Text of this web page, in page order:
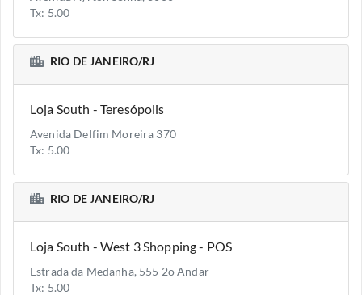
Tx: 5.00
RIO DE JANEIRO/RJ
Loja South - Teresópolis
Avenida Delfim Moreira 370
Tx: 5.00
RIO DE JANEIRO/RJ
Loja South - West 3 Shopping - POS
Estrada da Medanha, 555 2o Andar
Tx: 5.00